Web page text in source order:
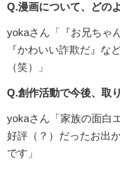
Q.漫画について、どの
yokaさん「『お兄ちゃ
『かわいい詐欺だ』な
（笑）」
Q.創作活動で今後、取
yokaさん「家族の面白
好評（？）だったお出
です」